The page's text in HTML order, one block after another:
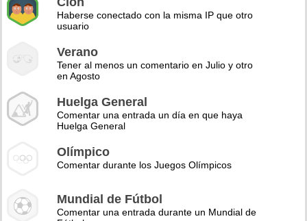
Haberse conectado con la misma IP que otro
usuario
Verano
Tener al menos un comentario en Julio y otro
en Agosto
Huelga General
Comentar una entrada un día en que haya
Huelga General
Olímpico
Comentar durante los Juegos Olímpicos
Mundial de Fútbol
Comentar una entrada durante un Mundial de